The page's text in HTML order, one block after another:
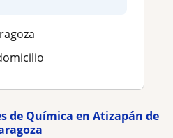
de Química en Atizapán de